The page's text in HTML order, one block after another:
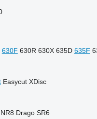
630F 630R 630X 635D 635F
Easycut XDisc
Drago SR6